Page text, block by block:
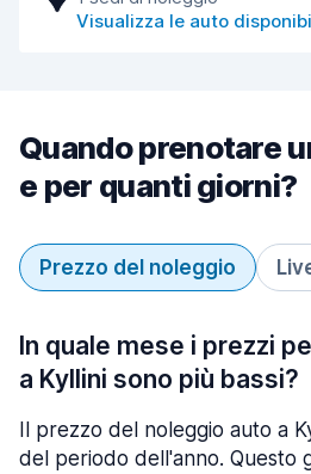
Visualizza le auto
Quando prenotare
e per quanti giorni?
Prezzo del noleggio
In quale mese i prezzi
a Kyllini sono più bassi?
Il prezzo del noleggio auto a
del periodo dell'anno. Questo